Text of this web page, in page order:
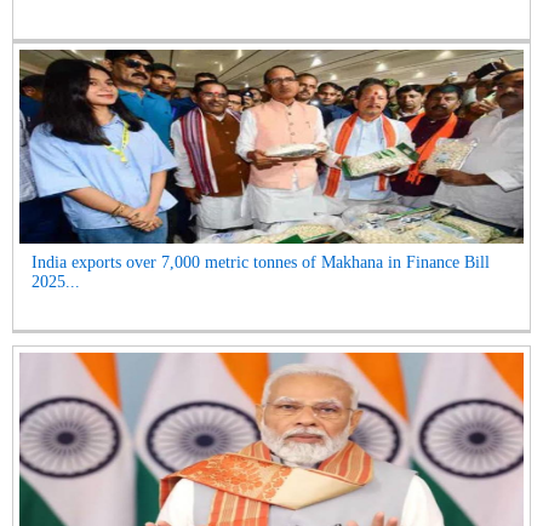
India exports over 7,000 metric tonnes of Makhana in Finance Bill
2025...